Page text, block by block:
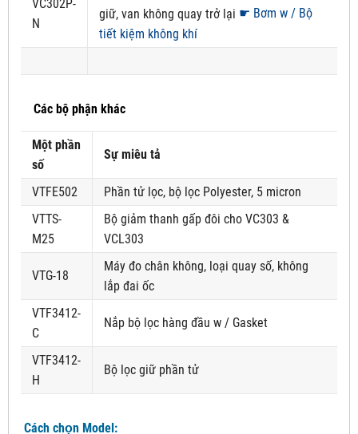
VC302P-
N
giữ, van không quay trở lại ☛ Bơm w / Bộ
tiết kiệm không khí
Các bộ phận khác
Một phần
số
Sự miêu tả
VTFE502
Phần tử lọc, bộ lọc Polyester, 5 micron
VTTS-
M25
Bộ giảm thanh gấp đôi cho VC303 &
VCL303
VTG-18
Máy đo chân không, loại quay số, không
lắp đai ốc
VTF3412-
C
Nắp bộ lọc hàng đầu w / Gasket
VTF3412-
H
Bộ lọc giữ phần tử
Cách chọn Model: